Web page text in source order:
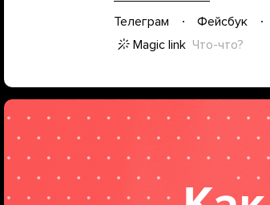
Телеграм Фейсбук
Magic link Что-что?